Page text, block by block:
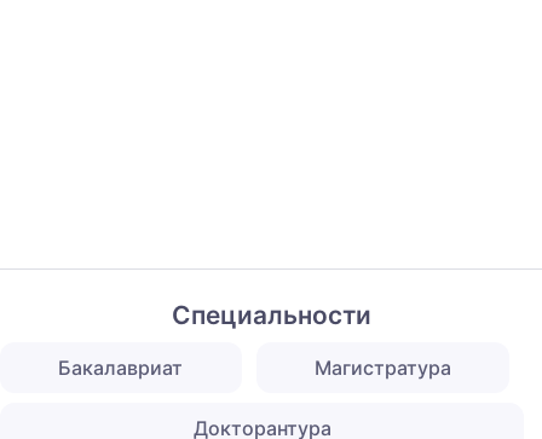
Специальности
Бакалавриат Магистратура
Докторантура